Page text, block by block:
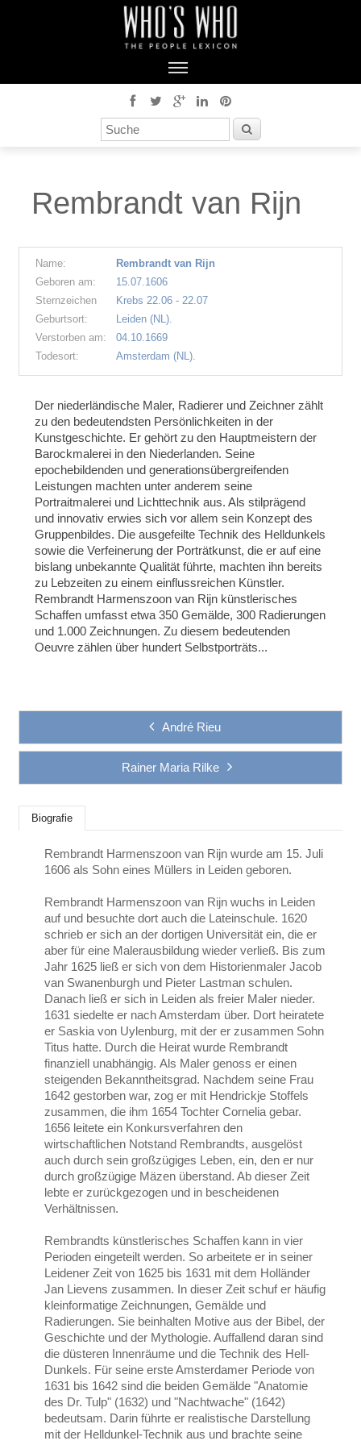
Rembrandt van Rijn
Name:
Rembrandt van Rijn
Geboren am:
15.07.1606
Sternzeichen
Krebs 22.06 - 22.07
Geburtsort:
Leiden (NL).
Verstorben am:
04.10.1669
Todesort:
Amsterdam (NL).
Der niederländische Maler, Radierer und Zeichner zählt
zu den bedeutendsten Persönlichkeiten in der
Kunstgeschichte. Er gehört zu den Hauptmeistern der
Barockmalerei in den Niederlanden. Seine
epochebildenden und generationsübergreifenden
Leistungen machten unter anderem seine
Portraitmalerei und Lichttechnik aus. Als stilprägend
und innovativ erwies sich vor allem sein Konzept des
Gruppenbildes. Die ausgefeilte Technik des Helldunkels
sowie die Verfeinerung der Porträtkunst, die er auf eine
bislang unbekannte Qualität führte, machten ihn bereits
zu Lebzeiten zu einem einflussreichen Künstler.
Rembrandt Harmenszoon van Rijn künstlerisches
Schaffen umfasst etwa 350 Gemälde, 300 Radierungen
und 1.000 Zeichnungen. Zu diesem bedeutenden
Oeuvre zählen über hundert Selbstporträts...
André Rieu
Rainer Maria Rilke
Biografie
Rembrandt Harmenszoon van Rijn wurde am 15. Juli
1606 als Sohn eines Müllers in Leiden geboren.
Rembrandt Harmenszoon van Rijn wuchs in Leiden
auf und besuchte dort auch die Lateinschule. 1620
schrieb er sich an der dortigen Universität ein, die er
aber für eine Malerausbildung wieder verließ. Bis zum
Jahr 1625 ließ er sich von dem Historienmaler Jacob
van Swanenburgh und Pieter Lastman schulen.
Danach ließ er sich in Leiden als freier Maler nieder.
1631 siedelte er nach Amsterdam über. Dort heiratete
er Saskia von Uylenburg, mit der er zusammen Sohn
Titus hatte. Durch die Heirat wurde Rembrandt
finanziell unabhängig. Als Maler genoss er einen
steigenden Bekanntheitsgrad. Nachdem seine Frau
1642 gestorben war, zog er mit Hendrickje Stoffels
zusammen, die ihm 1654 Tochter Cornelia gebar.
1656 leitete ein Konkursverfahren den
wirtschaftlichen Notstand Rembrandts, ausgelöst
auch durch sein großzügiges Leben, ein, den er nur
durch großzügige Mäzen überstand. Ab dieser Zeit
lebte er zurückgezogen und in bescheidenen
Verhältnissen.
Rembrandts künstlerisches Schaffen kann in vier
Perioden eingeteilt werden. So arbeitete er in seiner
Leidener Zeit von 1625 bis 1631 mit dem Holländer
Jan Lievens zusammen. In dieser Zeit schuf er häufig
kleinformatige Zeichnungen, Gemälde und
Radierungen. Sie beinhalten Motive aus der Bibel, der
Geschichte und der Mythologie. Auffallend daran sind
die düsteren Innenräume und die Technik des Hell-
Dunkels. Für seine erste Amsterdamer Periode von
1631 bis 1642 sind die beiden Gemälde "Anatomie
des Dr. Tulp" (1632) und "Nachtwache" (1642)
bedeutsam. Darin führte er realistische Darstellung
mit der Helldunkel-Technik aus und brachte seine